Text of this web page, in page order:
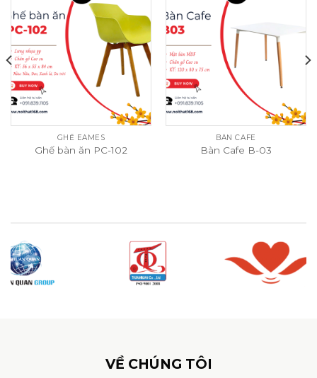
GHẾ EAMES
Ghế bàn ăn PC-102
BÀN CAFE
Bàn Cafe B-03
VỀ CHÚNG TÔI